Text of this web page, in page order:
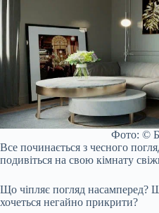
Фото: ©
Все починається з чесного
подивіться на свою кімнату
Що чіпляє погляд насамперед?
хочеться негайно прикрити?